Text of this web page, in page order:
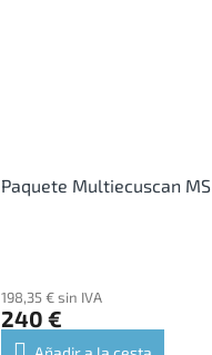
Paquete Multiecuscan MS
198,35 € sin IVA
240 €